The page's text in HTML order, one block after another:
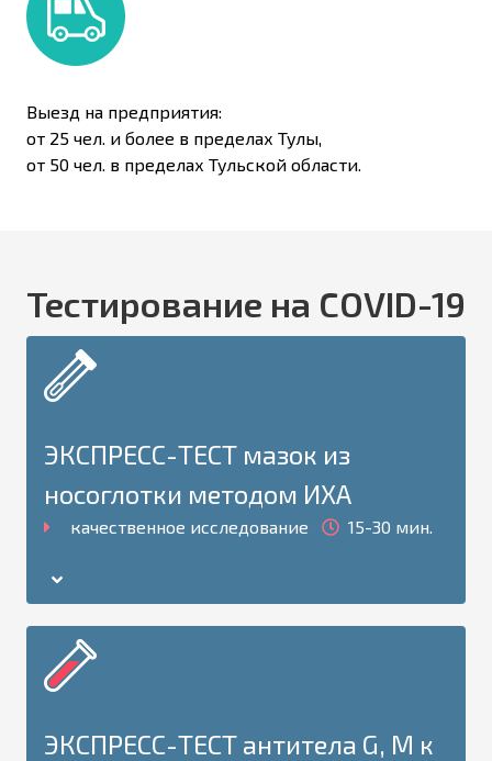
Выезд на предприятия:
от 25 чел. и более в пределах Тулы,
от 50 чел. в пределах Тульской области.
Тестирование на COVID-19
ЭКСПРЕСС-ТЕСТ мазок из
носоглотки методом ИХА
качественное исследование 15-30 мин.
ЭКСПРЕСС-ТЕСТ антитела G, М к